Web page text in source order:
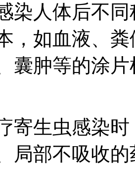
人体后不同
，如血液、
囊肿等的涂
生虫感染时
局部不吸收